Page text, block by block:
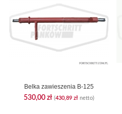
Belka zawieszenia B-125
530,00 zł (430,89 zł netto)